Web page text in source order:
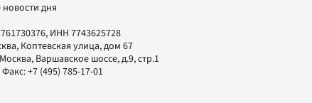
новости дня
ИНН 7743625728
Коптевская улица, дом 67
Москва, Варшавское шоссе, д.9, стр.1
Факс:+7 (495) 785-17-01